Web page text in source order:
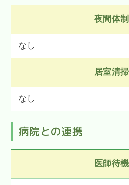
夜間体制
なし
居室清掃
なし
病院との連携
医師待機